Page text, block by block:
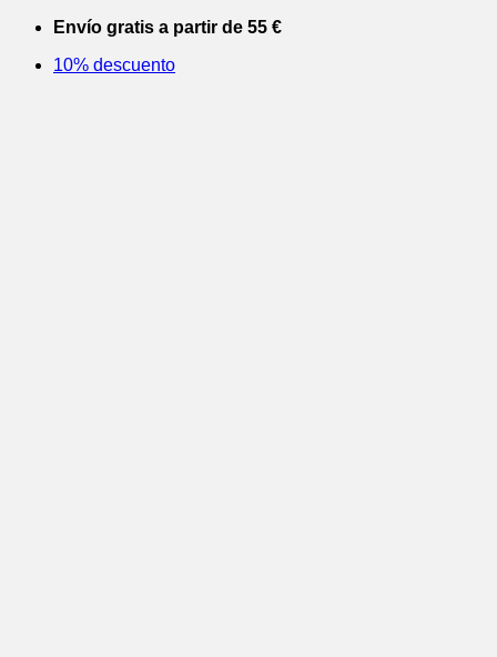
Saltar
contenido
Envío gratis a partir de 55 €
10% descuento